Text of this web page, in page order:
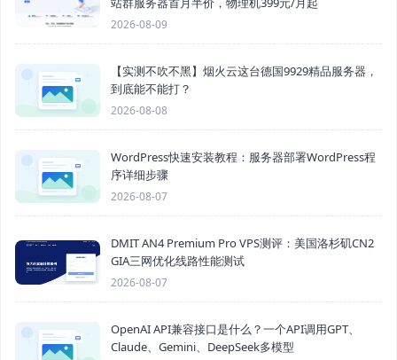
2026-08-09
【实测不吹不黑】烟火云这台德国9929精品服务器，
到底能不能打？
2026-08-08
WordPress快速安装教程：服务器部署WordPress程
序详细步骤
2026-08-07
DMIT AN4 Premium Pro VPS测评：美国洛杉矶CN2
GIA三网优化线路性能测试
2026-08-07
OpenAI API兼容接口是什么？一个API调用GPT、
Claude、Gemini、DeepSeek多模型